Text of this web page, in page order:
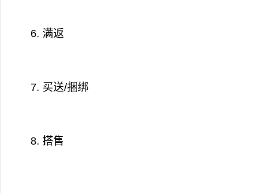
6. 满返
7. 买送/捆绑
8. 搭售